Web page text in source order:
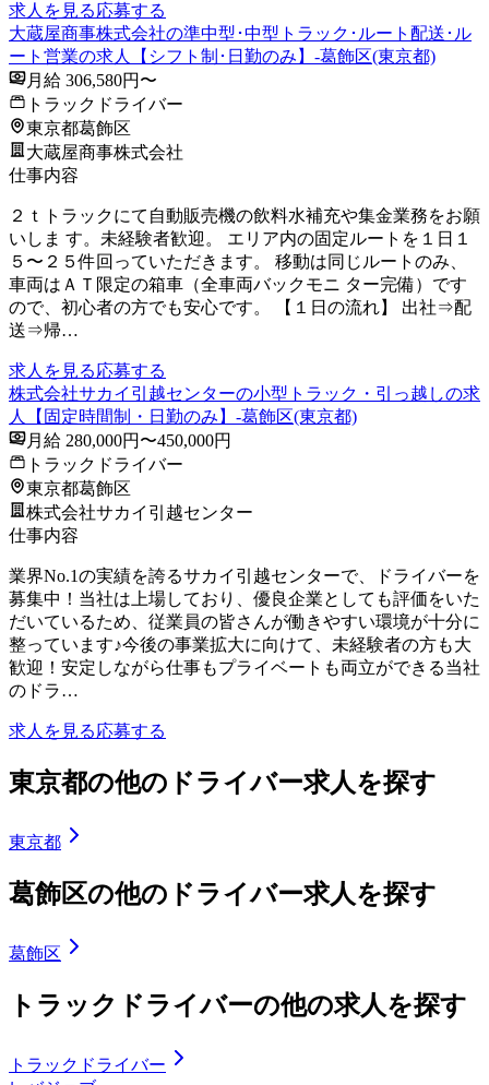
求人を見る応募する
大蔵屋商事株式会社の準中型･中型トラック･ルート配送･ル
ート営業の求人【シフト制･日勤のみ】-葛飾区(東京都)
月給 306,580円〜
トラックドライバー
東京都葛飾区
大蔵屋商事株式会社
仕事内容
２ｔトラックにて自動販売機の飲料水補充や集金業務をお願
いしま す。未経験者歓迎。 エリア内の固定ルートを１日１
５〜２５件回っていただきます。 移動は同じルートのみ、
車両はＡＴ限定の箱車（全車両バックモニ ター完備）です
ので、初心者の方でも安心です。 【１日の流れ】 出社⇒配
送⇒帰…
求人を見る応募する
株式会社サカイ引越センターの小型トラック・引っ越しの求
人【固定時間制・日勤のみ】-葛飾区(東京都)
月給 280,000円〜450,000円
トラックドライバー
東京都葛飾区
株式会社サカイ引越センター
仕事内容
業界No.1の実績を誇るサカイ引越センターで、ドライバーを
募集中！当社は上場しており、優良企業としても評価をいた
だいているため、従業員の皆さんが働きやすい環境が十分に
整っています♪今後の事業拡大に向けて、未経験者の方も大
歓迎！安定しながら仕事もプライベートも両立ができる当社
のドラ…
求人を見る応募する
東京都の他のドライバー求人を探す
東京都
葛飾区の他のドライバー求人を探す
葛飾区
トラックドライバーの他の求人を探す
トラックドライバー